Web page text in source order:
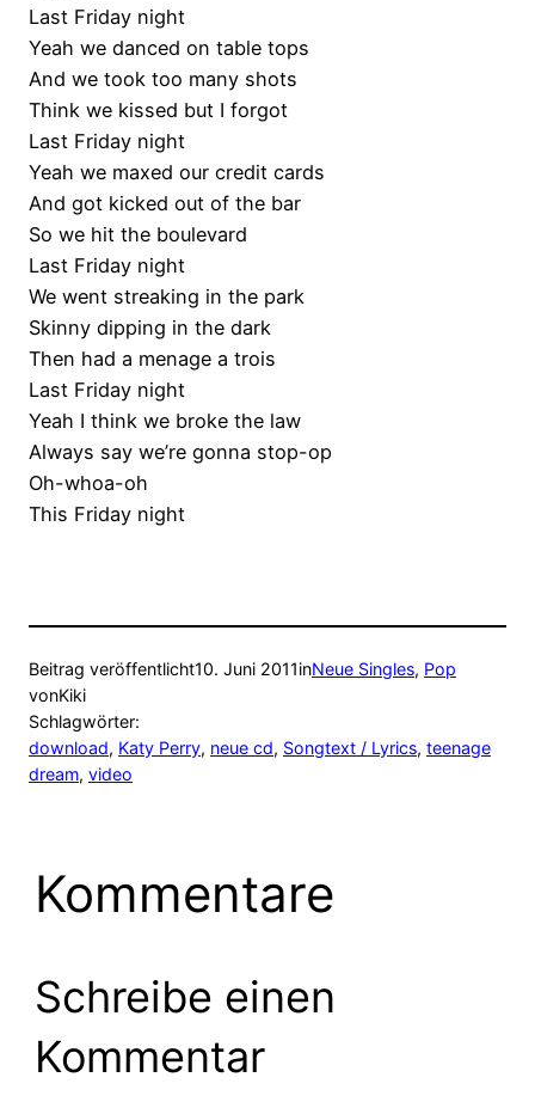
Last Friday night
Yeah we danced on table tops
And we took too many shots
Think we kissed but I forgot
Last Friday night
Yeah we maxed our credit cards
And got kicked out of the bar
So we hit the boulevard
Last Friday night
We went streaking in the park
Skinny dipping in the dark
Then had a menage a trois
Last Friday night
Yeah I think we broke the law
Always say we’re gonna stop-op
Oh-whoa-oh
This Friday night
Beitrag veröffentlicht10. Juni 2011inNeue Singles, Pop
vonKiki
Schlagwörter:
download, Katy Perry, neue cd, Songtext / Lyrics, teenage
dream, video
Kommentare
Schreibe einen
Kommentar